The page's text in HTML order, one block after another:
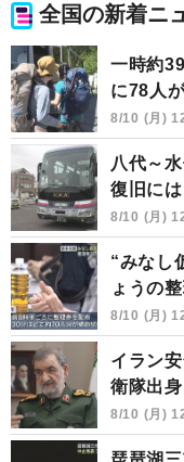
全国の新着ニ
一時約
に78人
8/10 (月)
八代～
復旧に
8/10 (月)
“みなし
ょうの
8/10 (月)
イラン
衛隊出
8/10 (月)